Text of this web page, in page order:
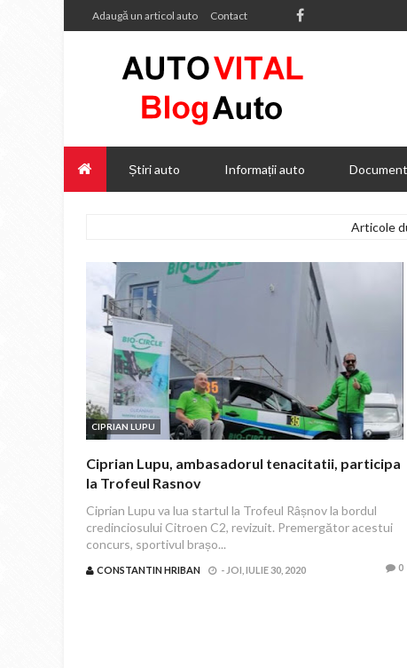
Adaugă un articol auto Contact
Știri auto Informații auto
Articole
CIPRIAN LUPU
Ciprian Lupu, ambasadorul tenacitatii, participa
la Trofeul Rasnov
Ciprian Lupu va lua startul la Trofeul Râșnov la bordul
credinciosului Citroen C2, revizuit. Premergător acestui
concurs, sportivul brașo...
CONSTANTIN HRIBAN - JOI, IULIE 30, 2020 0